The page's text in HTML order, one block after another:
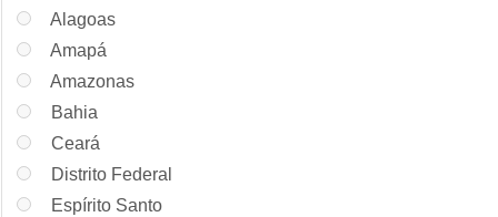
Alagoas
Amapá
Amazonas
Bahia
Ceará
Distrito Federal
Espírito Santo